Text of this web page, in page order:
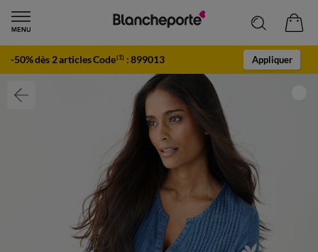
-50% dès 2 articles Code(1) :899013 Appliquer